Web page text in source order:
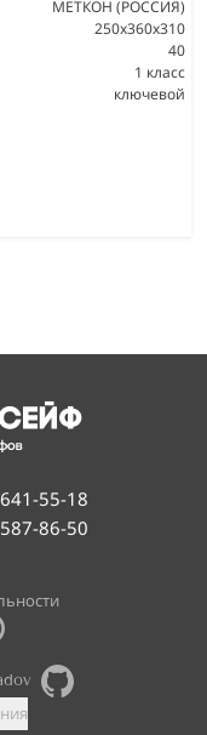
МЕТКОН (РОССИЯ)
250x360x310
40
1 класс
ключевой
55-18
86-50